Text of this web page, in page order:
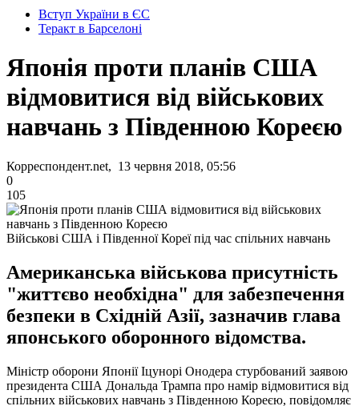
Вступ України в ЄС
Теракт в Барселоні
Японія проти планів США
відмовитися від військових
навчань з Південною Кореєю
Корреспондент.net, 13 червня 2018, 05:56
0
105
Військові США і Південної Кореї під час спільних навчань
Американська військова присутність
"життєво необхідна" для забезпечення
безпеки в Східній Азії, зазначив глава
японського оборонного відомства.
Міністр оборони Японії Іцунорі Онодера стурбований заявою
президента США Дональда Трампа про намір відмовитися від
спільних військових навчань з Південною Кореєю, повідомляє